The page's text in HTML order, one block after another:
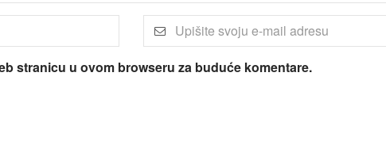
stranicu u ovom browseru za buduće komentare.